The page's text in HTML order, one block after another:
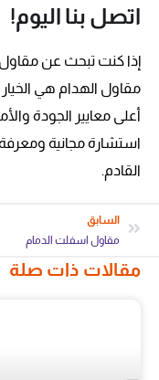
اتصل بنا اليوم!
إذا كنت تبحث عن
مقاول الهدام هي
أعلى معايير الجودة
استشارة مجانية
القادم.
السابق
مقاول اسفلت الدمام
مقالات ذات صلة